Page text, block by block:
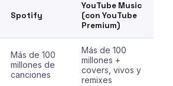
Spotify
YouTube Music
(con YouTube
Premium)
Más de 100
millones de
canciones
Más de 100
millones +
covers, vivos y
remixes